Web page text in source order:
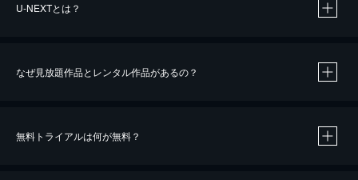
U-NEXTとは？
なぜ見放題作品とレンタル作品があるの？
無料トライアルは何が無料？